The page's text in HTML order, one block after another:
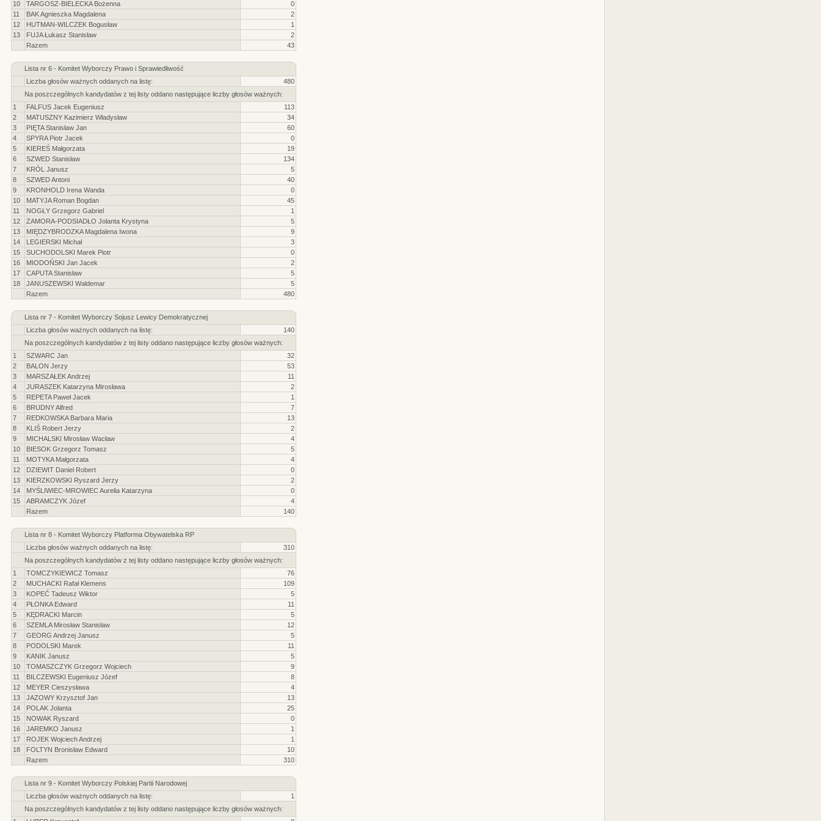
10
TARGOSZ-BIELECKA Bożenna
0
11
BAK Agnieszka Magdalena
2
12
HUTMAN-WILCZEK Bogusław
1
13
FUJA Łukasz Stanisław
2
Razem
43
Lista nr 6 - Komitet Wyborczy Prawo i Sprawiedliwość
Liczba głosów ważnych oddanych na listę:
480
Na poszczególnych kandydatów z tej listy oddano następujące liczby głosów ważnych:
1
FALFUS Jacek Eugeniusz
113
2
MATUSZNY Kazimierz Władysław
34
3
PIĘTA Stanisław Jan
60
4
SPYRA Piotr Jacek
0
5
KIEREŚ Małgorzata
19
6
SZWED Stanisław
134
7
KRÓL Janusz
5
8
SZWED Antoni
40
9
KRONHOLD Irena Wanda
0
10
MATYJA Roman Bogdan
45
11
NOGŁY Grzegorz Gabriel
1
12
ZAMORA-PODSIADŁO Jolanta Krystyna
5
13
MIĘDZYBRODZKA Magdalena Iwona
9
14
LEGIERSKI Michał
3
15
SUCHODOLSKI Marek Piotr
0
16
MIODOŃSKI Jan Jacek
2
17
CAPUTA Stanisław
5
18
JANUSZEWSKI Waldemar
5
Razem
480
Lista nr 7 - Komitet Wyborczy Sojusz Lewicy Demokratycznej
Liczba głosów ważnych oddanych na listę:
140
Na poszczególnych kandydatów z tej listy oddano następujące liczby głosów ważnych:
1
SZWARC Jan
32
2
BALON Jerzy
53
3
MARSZAŁEK Andrzej
11
4
JURASZEK Katarzyna Mirosława
2
5
REPETA Paweł Jacek
1
6
BRUDNY Alfred
7
7
REDKOWSKA Barbara Maria
13
8
KLIŚ Robert Jerzy
2
9
MICHALSKI Mirosław Wacław
4
10
BIESOK Grzegorz Tomasz
5
11
MOTYKA Małgorzata
4
12
DZIEWIT Daniel Robert
0
13
KIERZKOWSKI Ryszard Jerzy
2
14
MYŚLIWIEC-MROWIEC Aurelia Katarzyna
0
15
ABRAMCZYK Józef
4
Razem
140
Lista nr 8 - Komitet Wyborczy Platforma Obywatelska RP
Liczba głosów ważnych oddanych na listę:
310
Na poszczególnych kandydatów z tej listy oddano następujące liczby głosów ważnych:
1
TOMCZYKIEWICZ Tomasz
76
2
MUCHACKI Rafał Klemens
109
3
KOPEĆ Tadeusz Wiktor
5
4
PŁONKA Edward
11
5
KĘDRACKI Marcin
5
6
SZEMLA Mirosław Stanisław
12
7
GEORG Andrzej Janusz
5
8
PODOLSKI Marek
11
9
KANIK Janusz
5
10
TOMASZCZYK Grzegorz Wojciech
9
11
BILCZEWSKI Eugeniusz Józef
8
12
MEYER Cieszysława
4
13
JAZOWY Krzysztof Jan
13
14
POLAK Jolanta
25
15
NOWAK Ryszard
0
16
JAREMKO Janusz
1
17
ROJEK Wojciech Andrzej
1
18
FOLTYN Bronisław Edward
10
Razem
310
Lista nr 9 - Komitet Wyborczy Polskiej Partii Narodowej
Liczba głosów ważnych oddanych na listę:
1
Na poszczególnych kandydatów z tej listy oddano następujące liczby głosów ważnych: